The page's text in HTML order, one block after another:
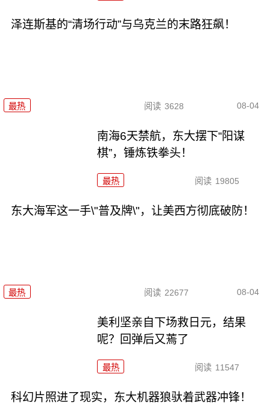
泽连斯基的“清场行动”与乌克兰的末路狂飙！
最热 阅读 3628 08-04
南海6天禁航，东大摆下“阳谋
棋”，锤炼铁拳头！
最热 阅读 19805
东大海军这一手\"普及牌\"，让美西方彻底破防！
最热 阅读 22677 08-04
美利坚亲自下场救日元，结果
呢？回弹后又蔫了
最热 阅读 11547
科幻片照进了现实，东大机器狼驮着武器冲锋！